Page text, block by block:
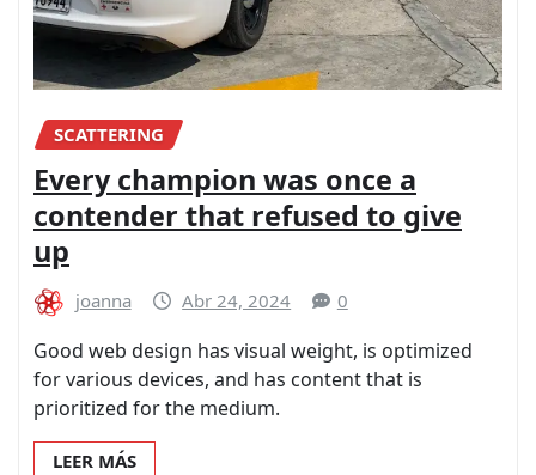
SCATTERING
Every champion was once a
contender that refused to give
up
joanna Abr 24, 2024 0
Good web design has visual weight, is optimized
for various devices, and has content that is
prioritized for the medium.
LEER MÁS